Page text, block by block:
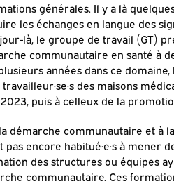
générales. Il y a là
les échanges en langue des
là, le groupe de travail (GT)
communautaire en santé à
années dans ce domaine,
des maisons
puis à celleux de la
démarche communautaire et à
encore habitué·e·s à mener
des structures ou équipes
communautaire. Ces